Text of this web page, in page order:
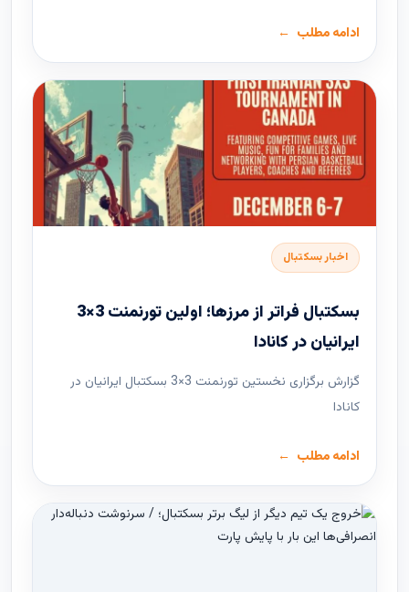
ادامه مطلب
اخبار بسکتبال
بسکتبال فراتر از مرزها؛ اولین تورنمنت 3×3
ایرانیان در کانادا
گزارش برگزاری نخستین تورنمنت 3×3 بسکتبال ایرانیان در
کانادا
ادامه مطلب